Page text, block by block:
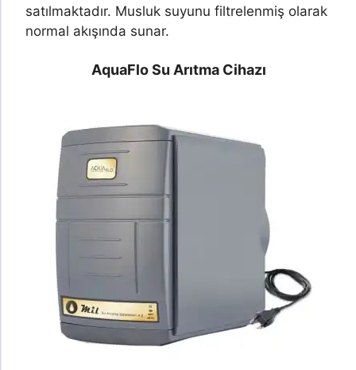
satılmaktadır. Musluk suyunu filtrelenmiş olarak
normal akışında sunar.
AquaFlo Su Arıtma Cihazı